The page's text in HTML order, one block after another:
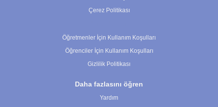
Çerez Politikası
Öğretmenler İçin Kullanım Koşulları
Öğrenciler İçin Kullanım Koşulları
Gizlilik Politikası
Daha fazlasını öğren
Yardım